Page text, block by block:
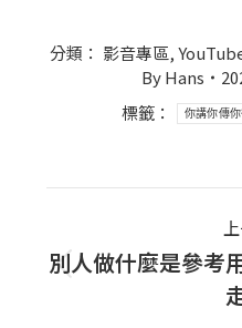
分類： 影音專區,
ByHans
標籤：
你講你傳
navigation
別人做什麼是參考